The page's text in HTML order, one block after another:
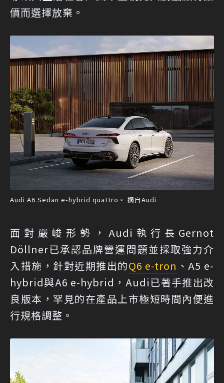
價而選擇放棄。
Audi A6 Sedan e-hybrid quattro。 摘自Audi
面對嚴峻形勢，Audi執行長Gernot
Döllner已承認品牌營運問題並採取強力介
入措施，針對近期推出的Q6 e-tron 、A5 e-
hybrid與A6 e-hybrid，Audi已著手推出改
良版本，罕見的在產品上市極短時間內便進
行規格調整。